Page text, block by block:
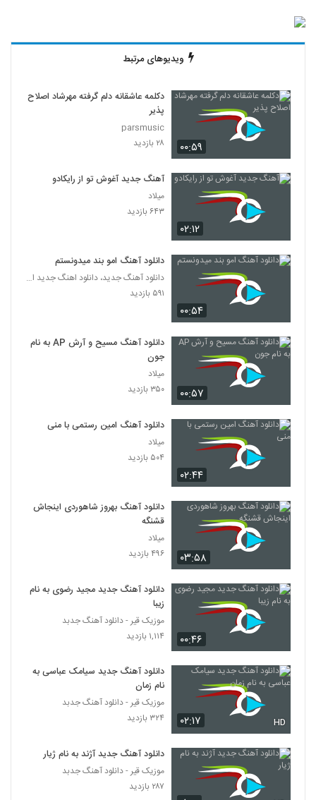
ویدیوهای مرتبط
۰۰:۵۹
دکلمه عاشقانه دلم گرفته مهرشاد اصلاح
پذیر
parsmusic
۲۸ بازدید
۰۲:۱۲
آهنگ جدید آغوش تو از رایکادو
میلاد
۶۴۳ بازدید
۰۰:۵۴
دانلود آهنگ امو بند میدونستم
دانلود آهنگ جدید، دانلود اهنگ جدید ایرانی
۵۹۱ بازدید
۰۰:۵۷
دانلود آهنگ مسیح و آرش AP به نام
جون
میلاد
۳۵۰ بازدید
۰۲:۴۴
دانلود آهنگ امین رستمی با منی
میلاد
۵۰۴ بازدید
۰۳:۵۸
دانلود آهنگ بهروز شاهوردی اینجاش
قشنگه
میلاد
۴۹۶ بازدید
۰۰:۴۶
دانلود آهنگ جدید مجید رضوی به نام
زیبا
موزیک قیر - دانلود آهنگ جدبد
۱,۱۱۴ بازدید
۰۲:۱۷ HD
دانلود آهنگ جدید سیامک عباسی به
نام زمان
موزیک قیر - دانلود آهنگ جدبد
۳۲۴ بازدید
دانلود آهنگ جدید آژند به نام ژیار
موزیک قیر - دانلود آهنگ جدبد
۲۸۷ بازدید